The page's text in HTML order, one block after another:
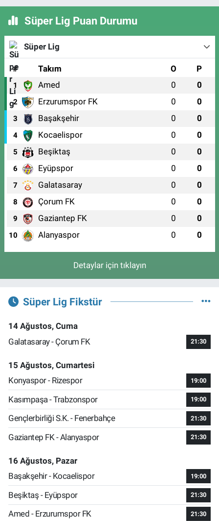
Süper Lig Puan Durumu
Süper Lig
# Takım O P
1 Amed 0 0
2 Erzurumspor FK 0 0
3 Başakşehir 0 0
4 Kocaelispor 0 0
5 Beşiktaş 0 0
6 Eyüpspor 0 0
7 Galatasaray 0 0
8 Çorum FK 0 0
9 Gaziantep FK 0 0
10 Alanyaspor 0 0
Detaylar için tıklayın
Süper Lig Fikstür
14 Ağustos, Cuma
Galatasaray - Çorum FK
21:30
15 Ağustos, Cumartesi
Konyaspor - Rizespor
19:00
Kasımpaşa - Trabzonspor 19:00
Gençlerbirliği S.K. - Fenerbahçe 21:30
Gaziantep FK - Alanyaspor 21:30
16 Ağustos, Pazar
Başakşehir - Kocaelispor
19:00
Beşiktaş - Eyüpspor 21:30
Amed - Erzurumspor FK 21:30